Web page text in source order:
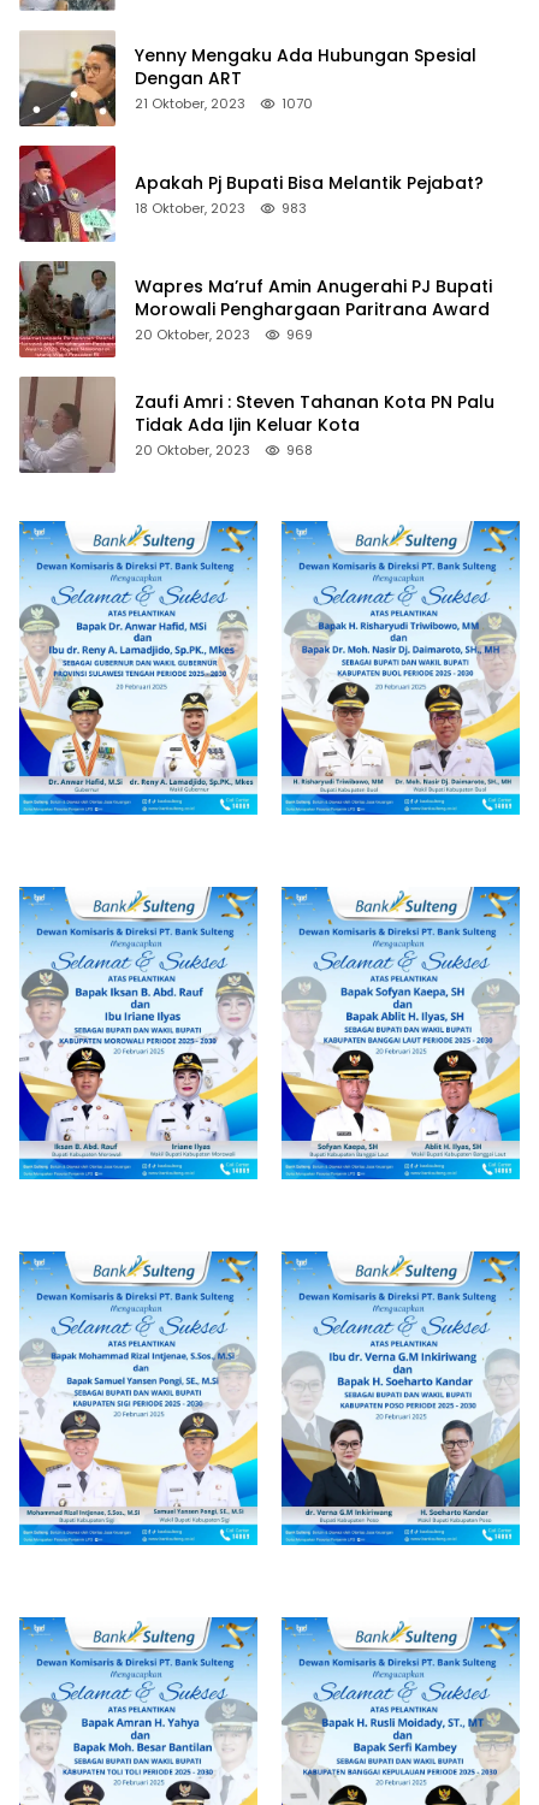
Yenny Mengaku Ada Hubungan Spesial
Dengan ART
21 Oktober, 2023 1070
Apakah Pj Bupati Bisa Melantik Pejabat?
18 Oktober, 2023 983
Wapres Ma’ruf Amin Anugerahi PJ Bupati
Morowali Penghargaan Paritrana Award
20 Oktober, 2023 969
Zaufi Amri : Steven Tahanan Kota PN Palu
Tidak Ada Ijin Keluar Kota
20 Oktober, 2023 968